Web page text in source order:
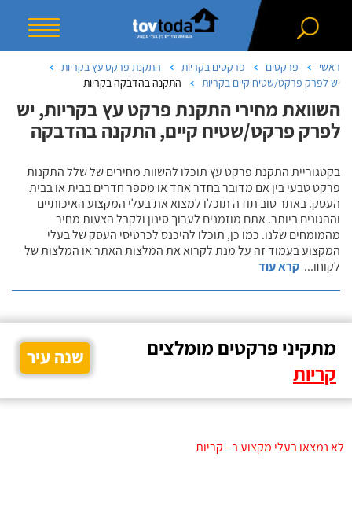
ראשי פרקטים פרקטים בקריות
התקנת פרקט עץ בקריות
יש לפרק פרקט/שטיח קיים בקריות
התקנה בהדבקה בקריות
השוואת מחירי התקנת פרקט עץ בקריות, יש
לפרק פרקט/שטיח קיים, התקנה בהדבקה
בקטגוריית התקנת פרקט עץ תוכלו להשוות מחירים של שלל התקנות
פרקט טבעי בין אם מדובר בחדר אחד או מספר חדרים בבית או בבית
העסק. באתר טוב תודה תוכלו למצוא את בעלי המקצוע האיכותיים
וההגונים ביותר. אתם מוזמנים לערוך סינון ולקבל הצעות מחיר
מהמומחים שלנו. כמו כן, תוכלו להיכנס לכרטיסי העסק של בעלי
המקצוע בעמוד זה על מנת לקרוא את המלצות האתר או המלצות של
לקוחו... קרא עוד
מתקיני פרקטים מומלצים
קריות
שנה עיר
לא נמצאו בעלי מקצוע ב - קריות